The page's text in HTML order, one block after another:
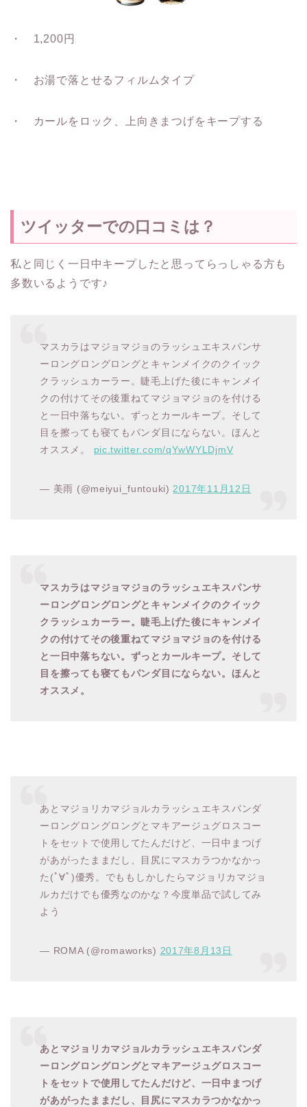
・ 1,200円
・ お湯で落とせるフィルムタイプ
・ カールをロック、上向きまつげをキープする
ツイッターでの口コミは？
私と同じく一日中キープしたと思ってらっしゃる方も
多数いるようです♪
マスカラはマジョマジョのラッシュエキスパンサ
ーロングロングロングとキャンメイクのクイック
クラッシュカーラー。睫毛上げた後にキャンメイ
クの付けてその後重ねてマジョマジョのを付ける
と一日中落ちない。ずっとカールキープ。そして
目を擦っても寝てもパンダ目にならない。ほんと
オススメ。 pic.twitter.com/qYwWYLDjmV
— 美雨 (@meiyui_funtouki) 2017年11月12日
マスカラはマジョマジョのラッシュエキスパンサ
ーロングロングロングとキャンメイクのクイック
クラッシュカーラー。睫毛上げた後にキャンメイ
クの付けてその後重ねてマジョマジョのを付ける
と一日中落ちない。ずっとカールキープ。そして
目を擦っても寝てもパンダ目にならない。ほんと
オススメ。
あとマジョリカマジョルカラッシュエキスパンダ
ーロングロングロングとマキアージュグロスコー
トをセットで使用してたんだけど、一日中まつげ
があがったままだし、目尻にマスカラつかなかっ
た(ﾟ∀ﾟ)優秀。でももしかしたらマジョリカマジョ
ルカだけでも優秀なのかな？今度単品で試してみ
よう
— ROMA (@romaworks) 2017年8月13日
あとマジョリカマジョルカラッシュエキスパンダ
ーロングロングロングとマキアージュグロスコー
トをセットで使用してたんだけど、一日中まつげ
があがったままだし、目尻にマスカラつかなかっ